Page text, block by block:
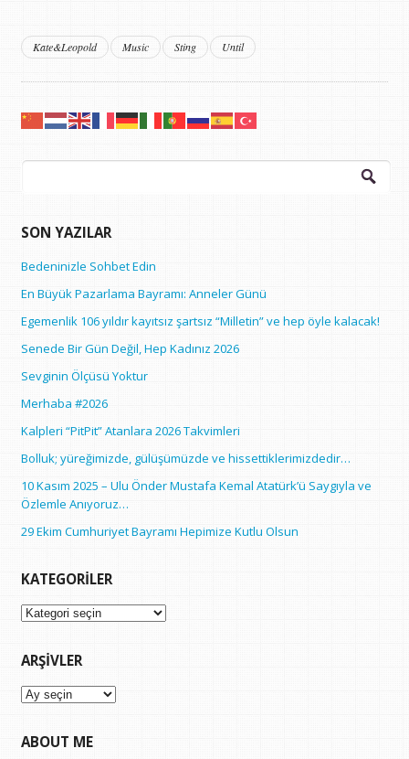
Kate&Leopold Music Sting Until
Arama:
SON YAZILAR
Bedeninizle Sohbet Edin
En Büyük Pazarlama Bayramı: Anneler Günü
Egemenlik 106 yıldır kayıtsız şartsız “Milletin” ve hep öyle kalacak!
Senede Bir Gün Değil, Hep Kadınız 2026
Sevginin Ölçüsü Yoktur
Merhaba #2026
Kalpleri “PitPit” Atanlara 2026 Takvimleri
Bolluk; yüreğimizde, gülüşümüzde ve hissettiklerimizdedir…
10 Kasım 2025 – Ulu Önder Mustafa Kemal Atatürk’ü Saygıyla ve
Özlemle Anıyoruz…
29 Ekim Cumhuriyet Bayramı Hepimize Kutlu Olsun
KATEGORILER
Kategoriler
ARŞIVLER
Arşivler
ABOUT ME